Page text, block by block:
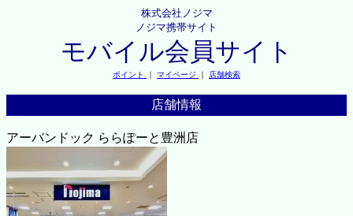
株式会社ノジマ
ノジマ携帯サイト
モバイル会員サイト
ポイント ｜ マイページ ｜ 店舗検索
店舗情報
アーバンドック ららぽーと豊洲店